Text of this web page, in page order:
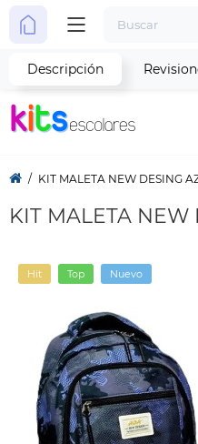
KIT MALETA NEW DESING
KIT MALETA NEW
Hit Top Nuevo
Descripción